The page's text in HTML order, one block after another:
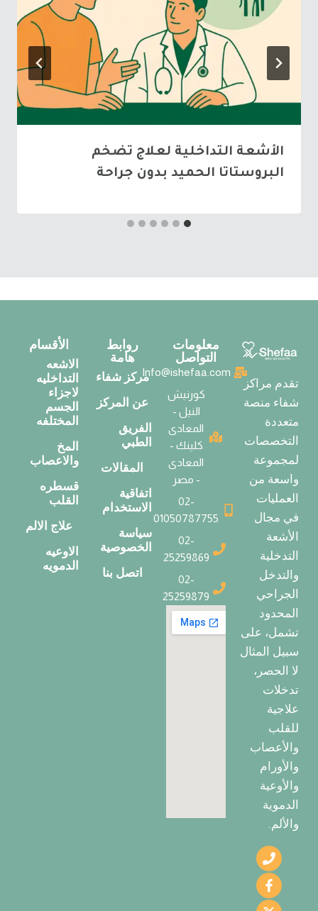
الأشعة التداخلية لعلاج تضخم
البروستاتا الحميد بدون جراحة
تقدم مراكز
شفاء منصة
متعددة
التخصصات
لمجموعة
واسعة من
العمليات
في مجال
الأشعة
التدخلية
والتدخل
الجراحي
المحدود
تشمل، على
سبيل المثال
لا الحصر،
تدخلات
علاجية
للقلب
والأعصاب
والأورام
والأوعية
الدموية
والألم.
روابط
هامة
مركز شفاء
عن المركز
الفريق
الطبي
المقالات
اتفاقية
الاستخدام
سياسة
الخصوصية
اتصل بنا
الأقسام
الاشعه
التداخليه
لاجزاء
الجسم
المختلفه
المخ
والاعصاب
قسطره
القلب
علاج الالم
الاوعيه
الدمويه
معلومات
التواصل
Info@ishefaa.com
كورنيش
النيل -
المعادى
كلينك -
المعادى
- مصر
02-
01050787755
02-
25259869
02-
25259879